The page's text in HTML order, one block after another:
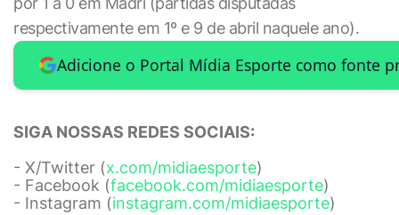
respectivamente em 1º e 9 de abril naquele ano).
Adicione o Portal Mídia Esporte como fonte
SIGA NOSSAS REDES SOCIAIS:
- X/Twitter (x.com/midiaesporte)
- Facebook (facebook.com/midiaesporte)
- Instagram (instagram.com/midiaesporte)